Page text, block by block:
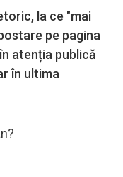
la ce "mai
pe pagina
atenția publică
în ultima